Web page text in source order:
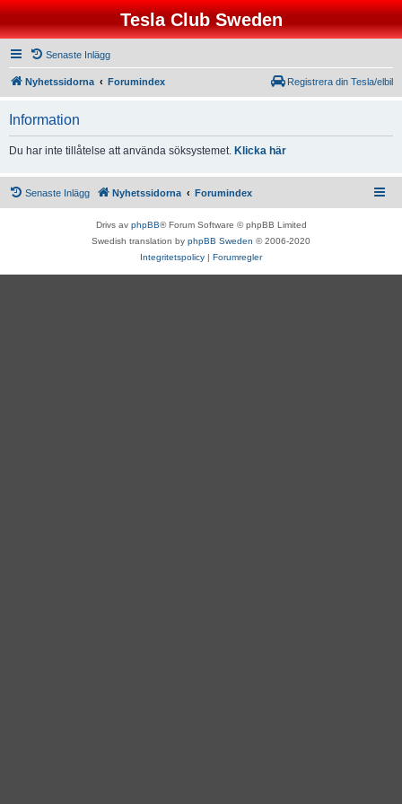
Tesla Club Sweden
Senaste Inlägg
Nyhetssidorna Forumindex Registrera din Tesla/elbil
Information
Du har inte tillåtelse att använda söksystemet. Klicka här
Senaste Inlägg Nyhetssidorna Forumindex
Drivs av phpBB® Forum Software © phpBB Limited
Swedish translation by phpBB Sweden © 2006-2020
Integritetspolicy | Forumregler